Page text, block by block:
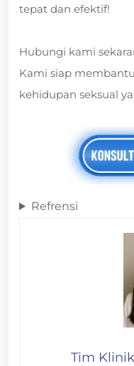
tepat dan efektif!
Hubungi kami
Kami siap
kehidupan seksual
Refrensi
Tim